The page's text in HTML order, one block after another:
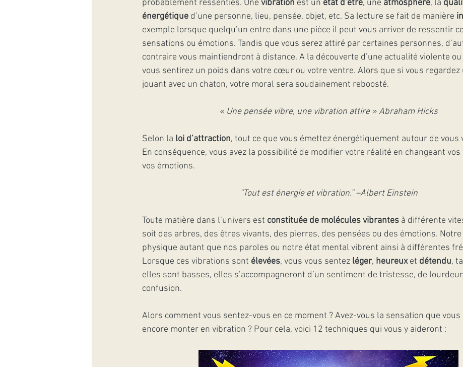
probablement ressenties. Une vibration est un état d’être, une atmosphère, la
énergétique d’une personne, lieu, pensée, objet, etc. Sa lecture se fait de manière
exemple lorsque quelqu’un entre dans une pièce il peut vous arriver de ressentir
sensations ou émotions. Tandis que vous serez attiré par certaines personnes,
contraire vous maintiendront à distance. A la découverte d’une actualité violente
vous sentirez un poids dans votre cœur ou votre ventre. Alors que si vous regardez
jouant avec un chaton, votre moral sera soudainement reboosté.
« Une pensée vibre, une vibration attire » Abraham Hicks
Selon la loi d’attraction, tout ce que vous émettez énergétiquement autour de vous
En conséquence, vous avez la possibilité de modifier votre réalité en changeant vos
vos émotions.
“Tout est énergie et vibration.” –Albert Einstein
Toute matière dans l’univers est constituée de molécules vibrantes à différente
soit des arbres, des êtres vivants, des pierres, des pensées ou des émotions.
physique autant que nos paroles ou notre état mental vibrent ainsi à différentes
Lorsque ces vibrations sont élevées, vous vous sentez léger, heureux et détendu,
elles sont basses, elles s’accompagneront d’un sentiment de tristesse, de
confusion.
Alors comment vous sentez-vous en ce moment ? Avez-vous la sensation que vous
encore monter en vibration ? Pour cela, voici 12 techniques qui vous y aideront :